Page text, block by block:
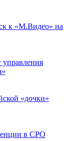
к «М.Видео» на
«дочки»
в СРО